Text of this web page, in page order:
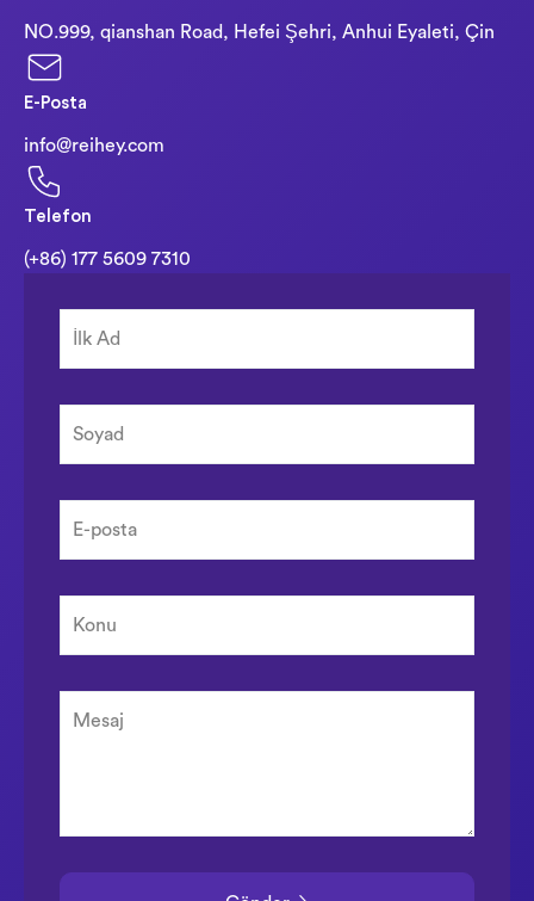
NO.999, qianshan Road, Hefei Şehri, Anhui Eyaleti, Çin
E-Posta
info@reihey.com
Telefon
(+86) 177 5609 7310